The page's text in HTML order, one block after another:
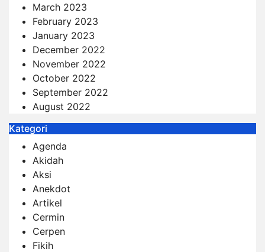
March 2023
February 2023
January 2023
December 2022
November 2022
October 2022
September 2022
August 2022
Kategori
Agenda
Akidah
Aksi
Anekdot
Artikel
Cermin
Cerpen
Fikih